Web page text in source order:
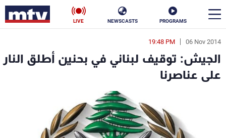
PROGRAMS
NEWSCASTS
LIVE
06 Nov 2014
19:48 PM
الجيش: توقيف لبناني في بحنين أطلق النار
على عناصرنا
en
الأخبار
ناس
فن